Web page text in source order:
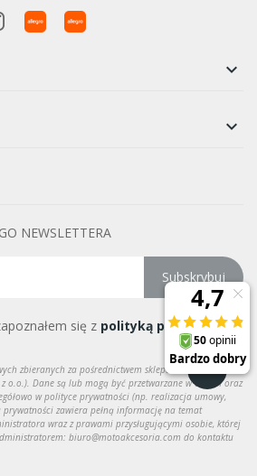


NEWSLETTERA
Subskrybuj
się z polityką prywatności
zbieranych za pośrednictwem sklepu internetowego
o.o.). Dane są lub mogą być przetwarzane w celach oraz
w polityce prywatności (np. realizacja umowy,
zawiera pełną informację na temat
wraz z prawami przysługującymi osobie, której
biuro@motoakcesoria.com do kontaktu